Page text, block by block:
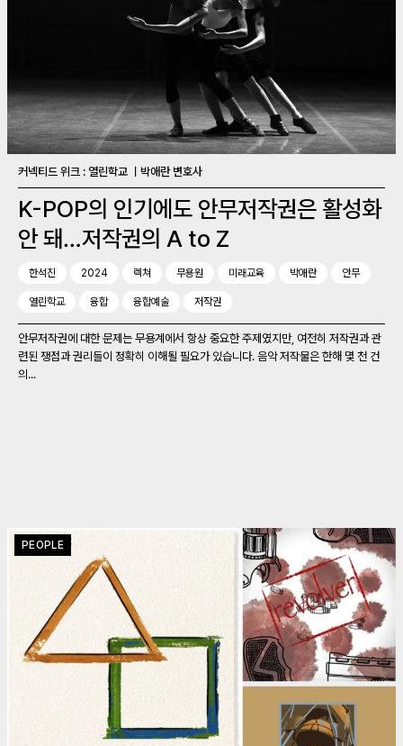
커넥티드 위크 : 열린학교 ㅣ박애란 변호사
K-POP의 인기에도 안무저작권은 활성화
안 돼…저작권의 A to Z
한석진 2024 렉쳐 무용원 미래교육 박애란 안무
열린학교 융합 융합예술 저작권
안무저작권에 대한 문제는 무용계에서 항상 중요한 주제였지만, 여전히 저작권과 관
련된 쟁점과 권리들이 정확히 이해될 필요가 있습니다. 음악 저작물은 한해 몇 천 건
의...
PEOPLE